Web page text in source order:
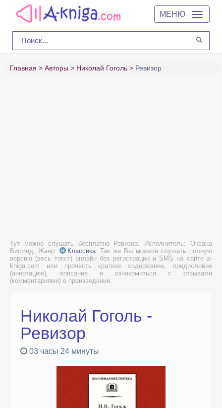
МЕНЮ
Главная Авторы Николай Гоголь Ревизор
Тут можно слушать бесплатно Ревизор. Исполнитель: Оксана
Висмид, Жанр:
Классика. Так же Вы можете слушать полную
версию (весь текст) онлайн без регистрации и SMS на сайте a-
kniga.com или прочесть краткое содержание, предисловие
(аннотацию), описание и ознакомиться с отзывами
(комментариями) о произведении.
Николай Гоголь -
Ревизор
03 часы 24 минуты